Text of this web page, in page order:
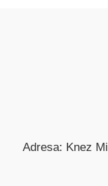
Adresa: Knez